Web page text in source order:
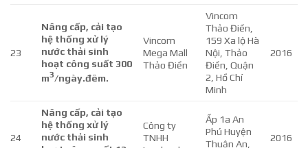
23
Nâng cấp, cải tạo
hệ thống xử lý
nước thải sinh
hoạt công suất 300
m3/ngày.đêm.
Vincom
Mega Mall
Thảo Điền
Vincom
Thảo Điền,
159 Xa lộ Hà
Nội, Thảo
Điền, Quận
2, Hồ Chí
Minh
2016
24
Nâng cấp, cải tạo
hệ thống xử lý
nước thải sinh
Công ty
TNHH
Ấp 1a An
Phú Huyện
Thuận An,
2016